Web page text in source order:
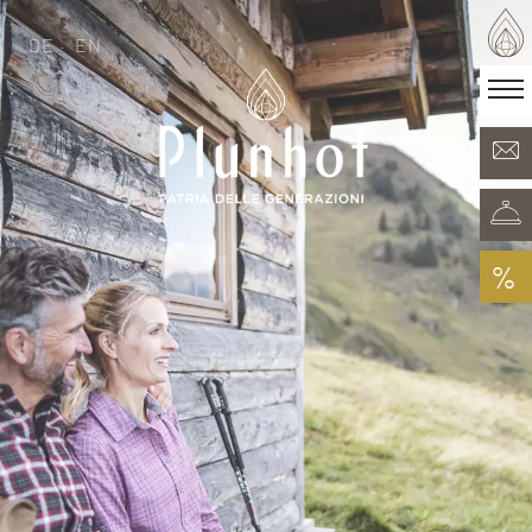
DE EN
Patria delle generazioni
Camere & Offerte
Minera Acqua & Spa
Plunhof experiences
Esperienze nei dintorni
%
DE · EN